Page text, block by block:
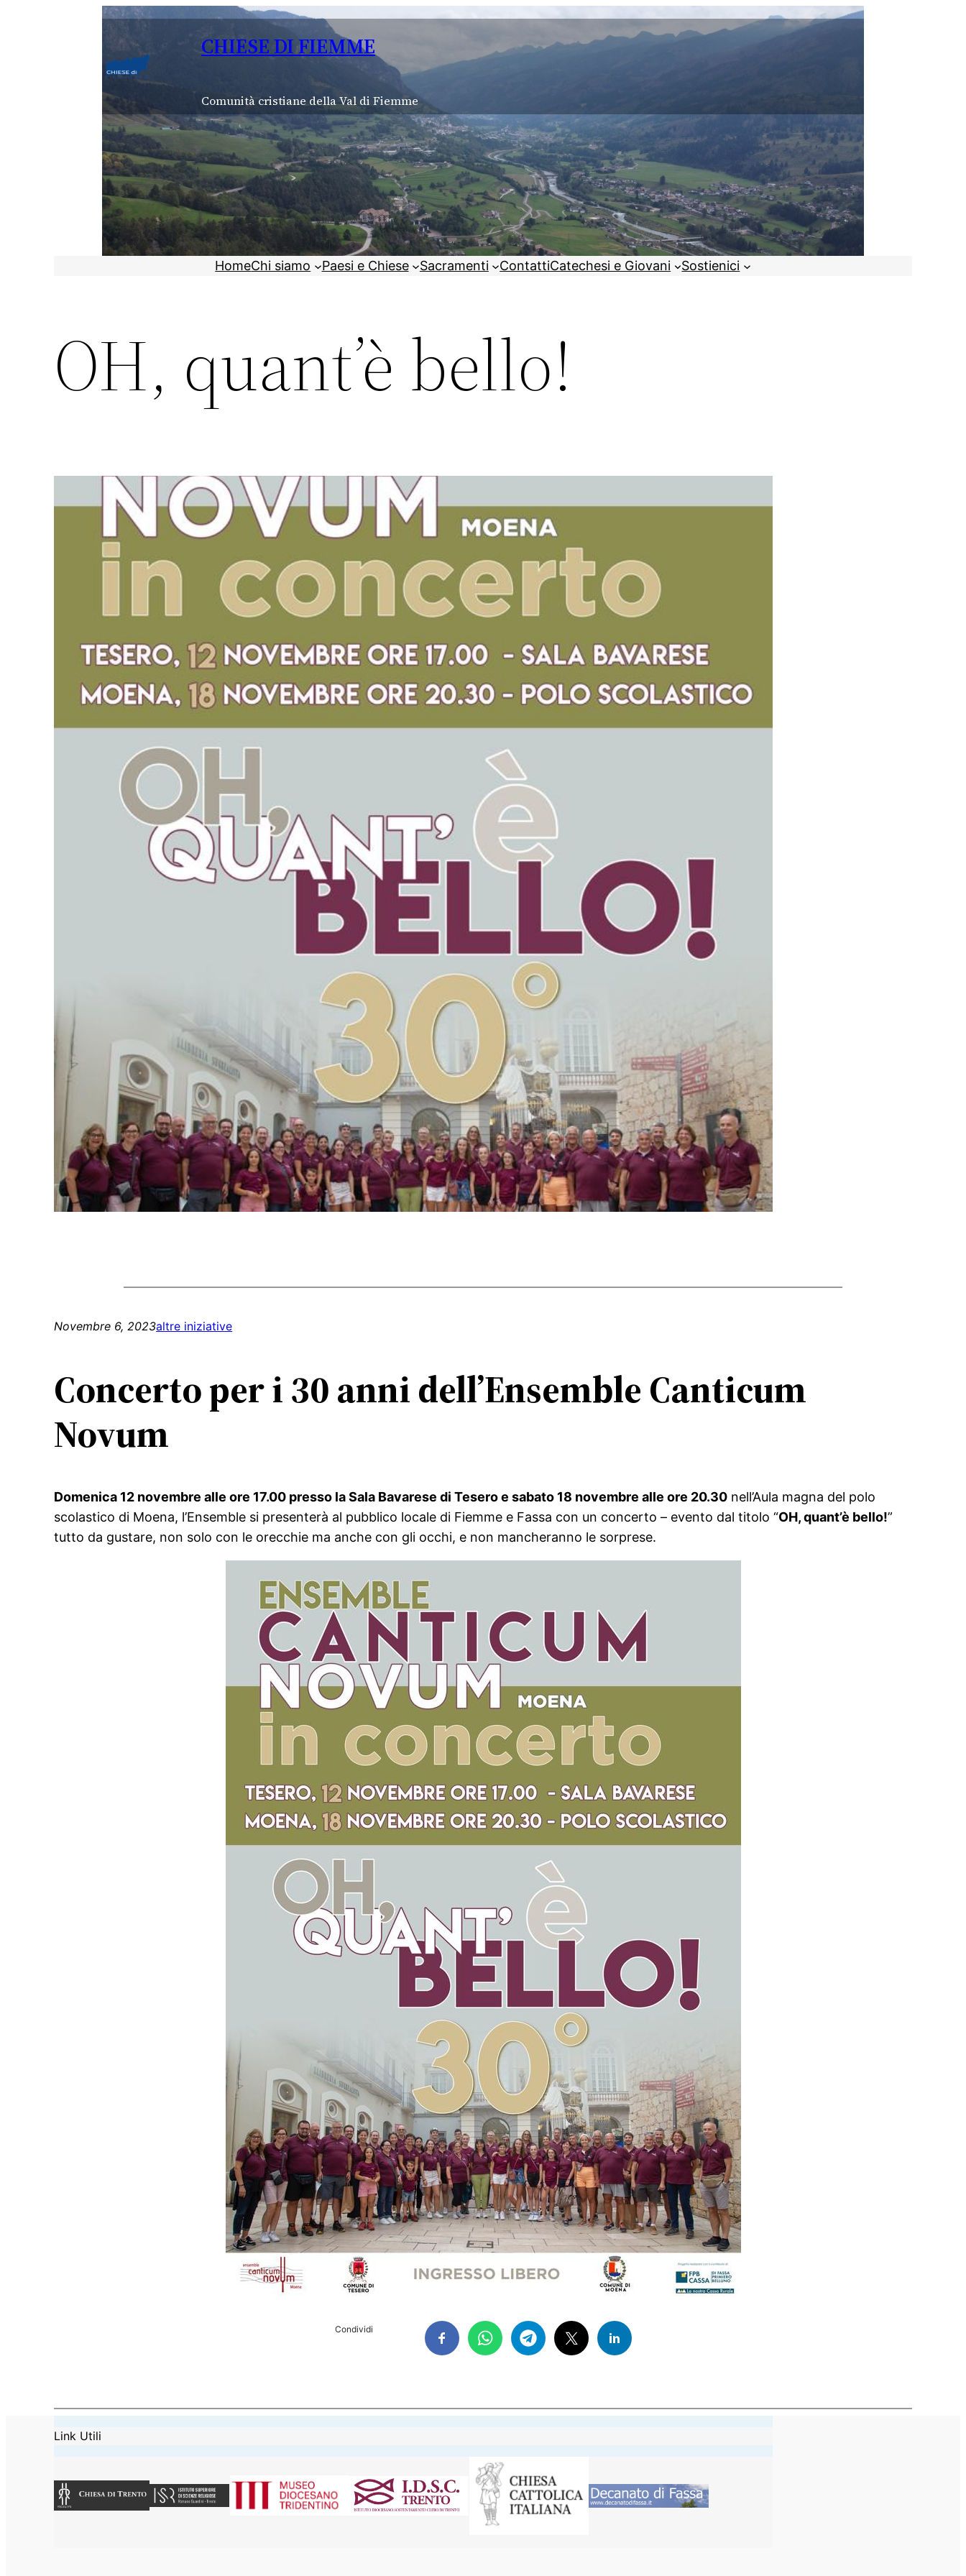
CHIESE DI FIEMME
Comunità cristiane della Val di Fiemme
HomeChi siamo Paesi e Chiese Sacramenti ContattiCatechesi e Giovani Sostienici
OH, quant’è bello!
Novembre 6, 2023altre iniziative
Concerto per i 30 anni dell’Ensemble Canticum
Novum
Domenica 12 novembre alle ore 17.00 presso la Sala Bavarese di Tesero e sabato 18 novembre alle ore 20.30 nell’Aula magna del polo
scolastico di Moena, l’Ensemble si presenterà al pubblico locale di Fiemme e Fassa con un concerto – evento dal titolo “OH, quant’è bello!”
tutto da gustare, non solo con le orecchie ma anche con gli occhi, e non mancheranno le sorprese.
Condividi
Link Utili